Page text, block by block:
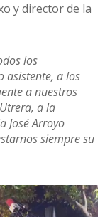
y director de la
los
asistente, a los
a nuestros
a la
José Arroyo
siempre su